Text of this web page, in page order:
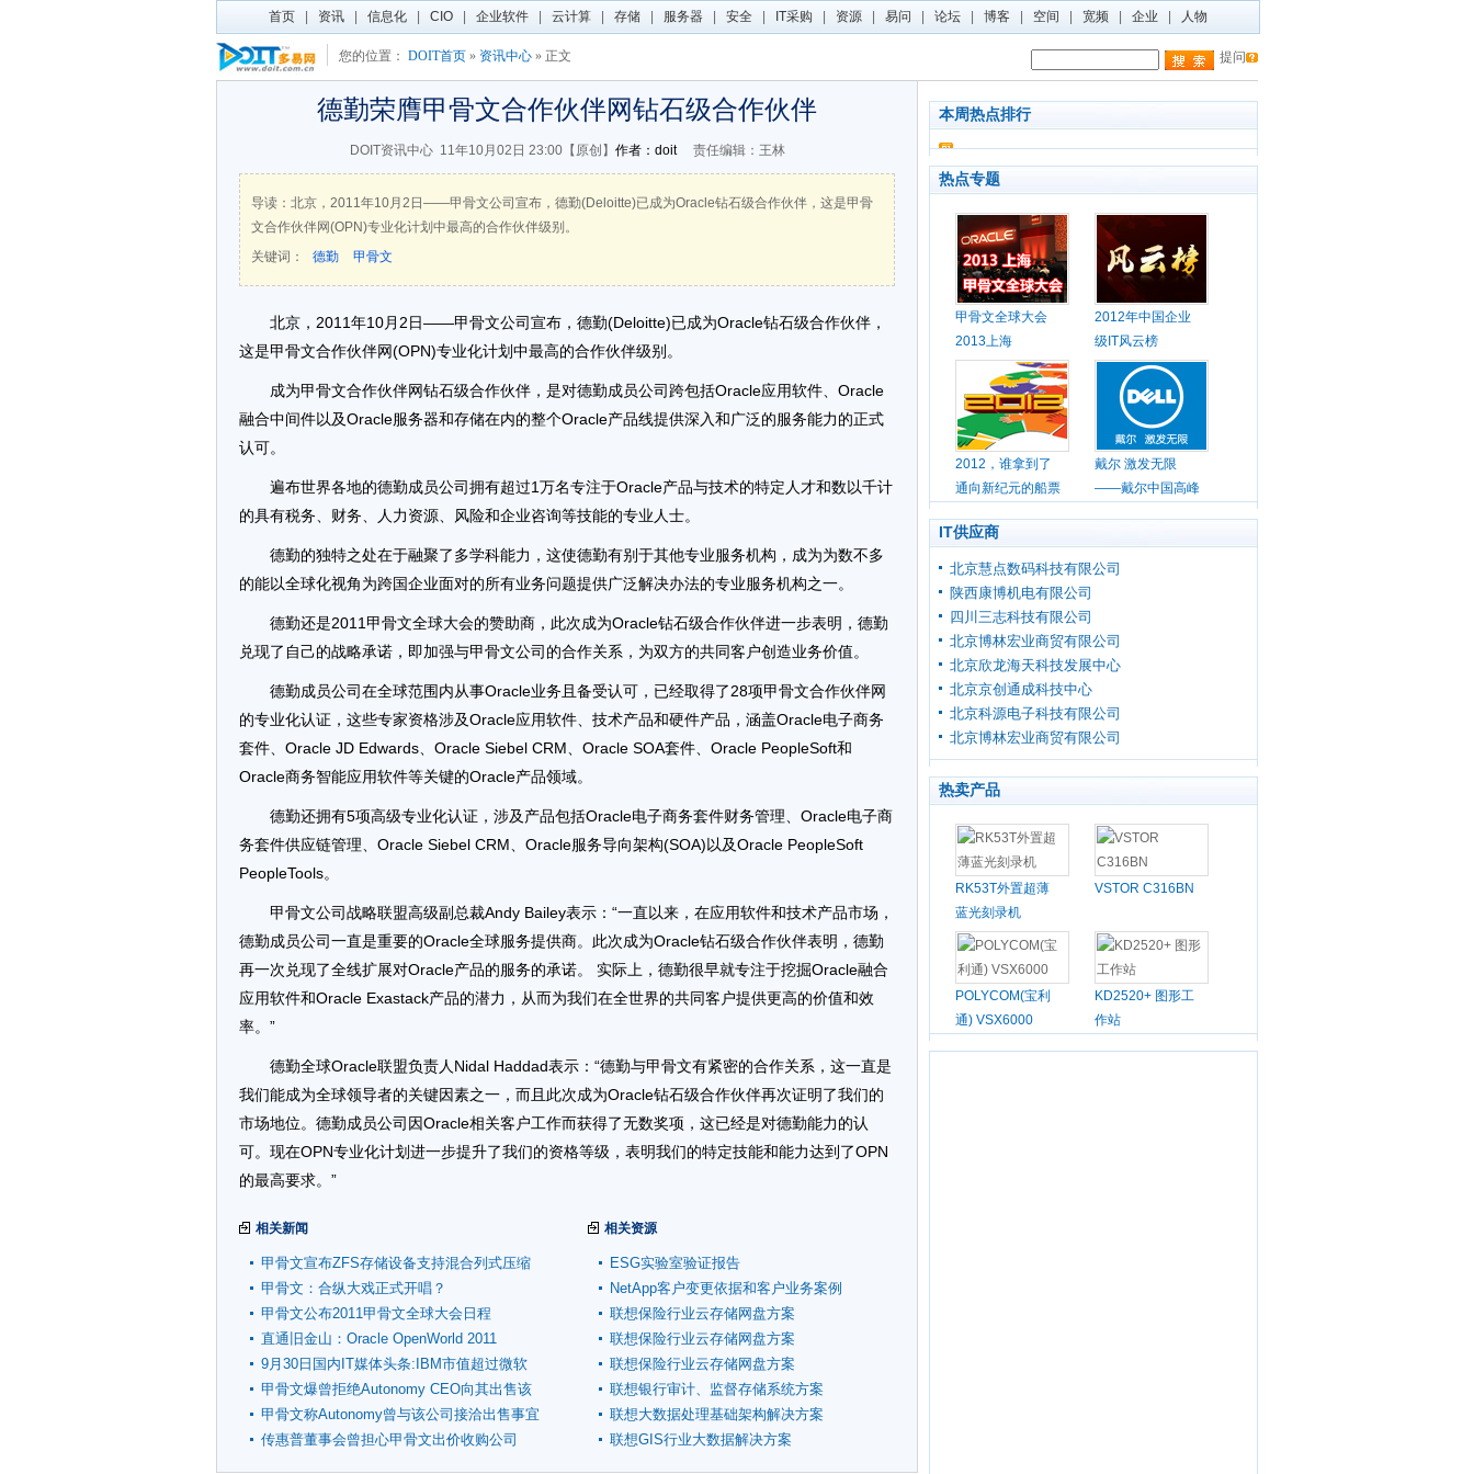
首页 资讯 信息化 CIO 企业软件 云计算 存储 服务器 安全 IT采购 资源 易问 论坛 博客 空间 宽频 企业 人物
您的位置： DOIT首页 » 资讯中心 » 正文 提问
德勤荣膺甲骨文合作伙伴网钻石级合作伙伴
DOIT资讯中心 11年10月02日 23:00【原创】 作者：doit 责任编辑：王林
导读：北京，2011年10月2日——甲骨文公司宣布，德勤(Deloitte)已成为Oracle钻石级合作伙伴，这是甲骨
文合作伙伴网(OPN)专业化计划中最高的合作伙伴级别。
关键词：
德勤 甲骨文
北京，2011年10月2日——甲骨文公司宣布，德勤(Deloitte)已成为Oracle钻石级合作伙伴，
这是甲骨文合作伙伴网(OPN)专业化计划中最高的合作伙伴级别。
成为甲骨文合作伙伴网钻石级合作伙伴，是对德勤成员公司跨包括Oracle应用软件、Oracle
融合中间件以及Oracle服务器和存储在内的整个Oracle产品线提供深入和广泛的服务能力的正式
认可。
遍布世界各地的德勤成员公司拥有超过1万名专注于Oracle产品与技术的特定人才和数以千计
的具有税务、财务、人力资源、风险和企业咨询等技能的专业人士。
德勤的独特之处在于融聚了多学科能力，这使德勤有别于其他专业服务机构，成为为数不多
的能以全球化视角为跨国企业面对的所有业务问题提供广泛解决办法的专业服务机构之一。
德勤还是2011甲骨文全球大会的赞助商，此次成为Oracle钻石级合作伙伴进一步表明，德勤
兑现了自己的战略承诺，即加强与甲骨文公司的合作关系，为双方的共同客户创造业务价值。
德勤成员公司在全球范围内从事Oracle业务且备受认可，已经取得了28项甲骨文合作伙伴网
的专业化认证，这些专家资格涉及Oracle应用软件、技术产品和硬件产品，涵盖Oracle电子商务
套件、Oracle JD Edwards、Oracle Siebel CRM、Oracle SOA套件、Oracle PeopleSoft和
Oracle商务智能应用软件等关键的Oracle产品领域。
德勤还拥有5项高级专业化认证，涉及产品包括Oracle电子商务套件财务管理、Oracle电子商
务套件供应链管理、Oracle Siebel CRM、Oracle服务导向架构(SOA)以及Oracle PeopleSoft
PeopleTools。
甲骨文公司战略联盟高级副总裁Andy Bailey表示：“一直以来，在应用软件和技术产品市场，
德勤成员公司一直是重要的Oracle全球服务提供商。此次成为Oracle钻石级合作伙伴表明，德勤
再一次兑现了全线扩展对Oracle产品的服务的承诺。 实际上，德勤很早就专注于挖掘Oracle融合
应用软件和Oracle Exastack产品的潜力，从而为我们在全世界的共同客户提供更高的价值和效
率。”
德勤全球Oracle联盟负责人Nidal Haddad表示：“德勤与甲骨文有紧密的合作关系，这一直是
我们能成为全球领导者的关键因素之一，而且此次成为Oracle钻石级合作伙伴再次证明了我们的
市场地位。德勤成员公司因Oracle相关客户工作而获得了无数奖项，这已经是对德勤能力的认
可。现在OPN专业化计划进一步提升了我们的资格等级，表明我们的特定技能和能力达到了OPN
的最高要求。”
相关新闻
甲骨文宣布ZFS存储设备支持混合列式压缩
功能
甲骨文：合纵大戏正式开唱？
甲骨文公布2011甲骨文全球大会日程
直通旧金山：Oracle OpenWorld 2011
9月30日国内IT媒体头条:IBM市值超过微软
甲骨文爆曾拒绝Autonomy CEO向其出售该
公司
甲骨文称Autonomy曾与该公司接洽出售事宜
传惠普董事会曾担心甲骨文出价收购公司
相关资源
ESG实验室验证报告
NetApp客户变更依据和客户业务案例
联想保险行业云存储网盘方案
联想保险行业云存储网盘方案
联想保险行业云存储网盘方案
联想银行审计、监督存储系统方案
联想大数据处理基础架构解决方案
联想GIS行业大数据解决方案
本周热点排行
热点专题
甲骨文全球大会
2013上海
2012年中国企业
级IT风云榜
2012，谁拿到了
通向新纪元的船票
戴尔 激发无限
——戴尔中国高峰
IT供应商
北京慧点数码科技有限公司
陕西康博机电有限公司
四川三志科技有限公司
北京博林宏业商贸有限公司
北京欣龙海天科技发展中心
北京京创通成科技中心
北京科源电子科技有限公司
北京博林宏业商贸有限公司
热卖产品
RK53T外置超薄
蓝光刻录机
VSTOR C316BN
POLYCOM(宝利
通) VSX6000
KD2520+ 图形工
作站